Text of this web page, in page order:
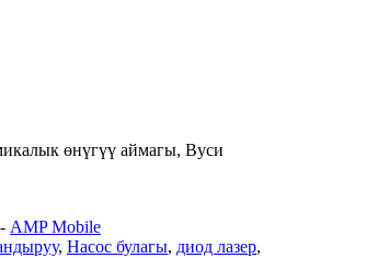
өнүгүү аймагы, Вуси
- AMP Mobile
, Насос булагы, диод лазер,